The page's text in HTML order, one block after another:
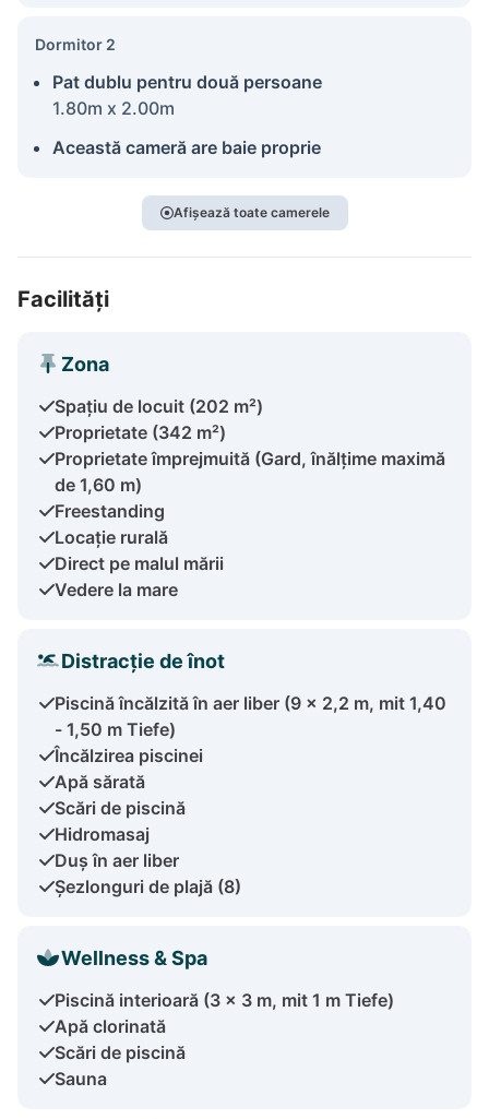
Dormitor 2
Pat dublu pentru două persoane
1.80m x 2.00m
Această cameră are baie proprie
Afișează toate camerele
Facilități
Zona
Spațiu de locuit (202 m²)
Proprietate (342 m²)
Proprietate împrejmuită (Gard, înălțime maximă
de 1,60 m)
Freestanding
Locație rurală
Direct pe malul mării
Vedere la mare
Distracție de înot
Piscină încălzită în aer liber (9 x 2,2 m, mit 1,40
- 1,50 m Tiefe)
Încălzirea piscinei
Apă sărată
Scări de piscină
Hidromasaj
Duș în aer liber
Șezlonguri de plajă (8)
Wellness & Spa
Piscină interioară (3 x 3 m, mit 1 m Tiefe)
Apă clorinată
Scări de piscină
Sauna